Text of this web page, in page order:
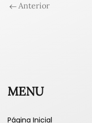
Anterior
MENU
Página Inicial